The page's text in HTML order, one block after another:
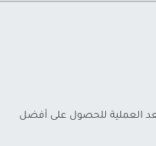
بعد العملية للحصول على أفضل